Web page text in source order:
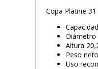
Copa Platine 31
Diámetro
Altura
Peso
Uso